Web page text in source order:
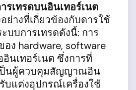
รเทรดบนอินเทอร์เนต
ย่างที่เกี่ยวข้องกับดารใช้
บบการเทรดดังนี้: การ
ง hardware, software
นเทอร์เนต ซึ่งการที่
ป็นผู้ควบคุมสัญญาณอิน
บแต่งอุปกรณ์เครื่องใช้